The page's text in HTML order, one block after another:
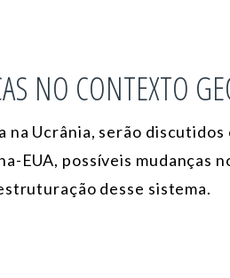
NO CONTEXTO
na Ucrânia, serão
EUA, possíveis mudanças
desse sistema.